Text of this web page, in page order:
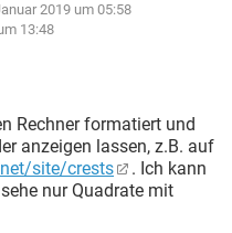
TIKTOK
INSTAGRAM
STREAMING
TIKTOK
HARDWARE
INSTAGRAM
TIKTOK
2019 um 05:58
13:48
Rechner formatiert und
anzeigen lassen, z.B. auf
site/crests
. Ich kann
nur Quadrate mit